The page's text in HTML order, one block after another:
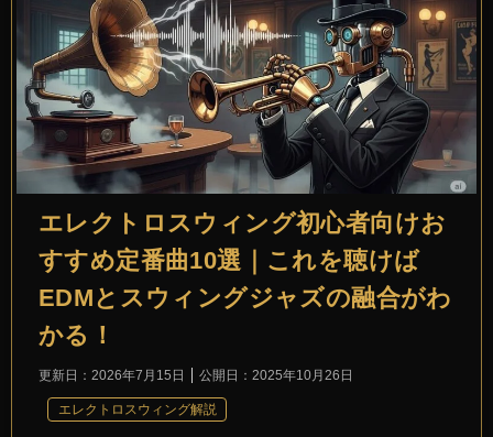
エレクトロスウィング初心者向けお
すすめ定番曲10選｜これを聴けば
EDMとスウィングジャズの融合がわ
かる！
更新日： 2026年7月15日 公開日： 2025年10月26日
エレクトロスウィング解説